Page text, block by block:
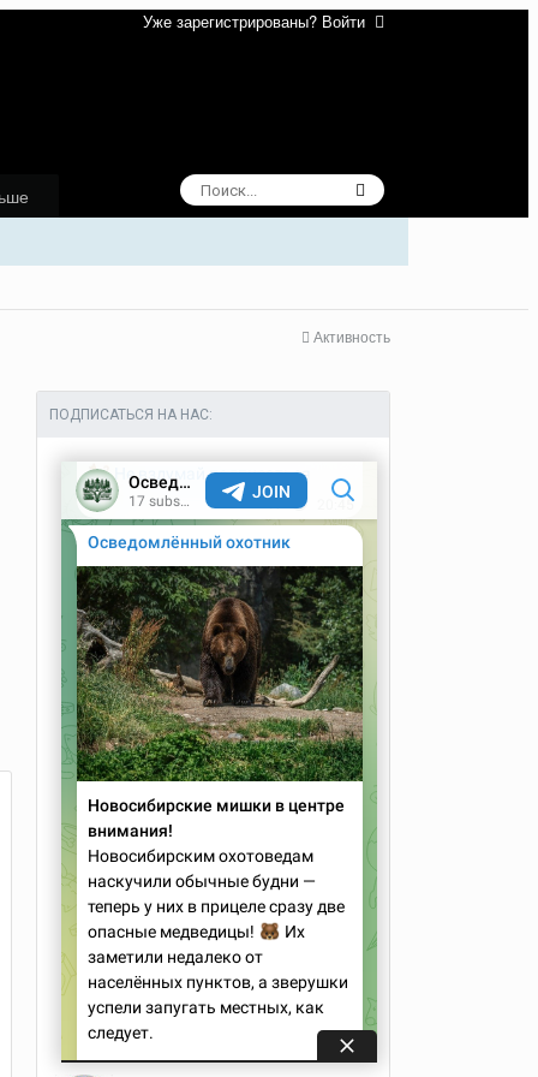
Уже зарегистрированы? Войти
Активность
ПОДПИСАТЬСЯ НА НАС: